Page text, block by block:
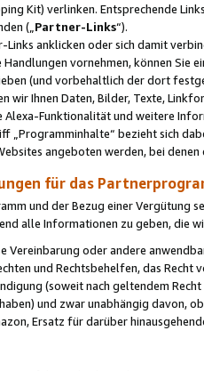
Kit) verlinken. Entsprechende
(„ Partner-Links“).
Links anklicken oder sich damit
vornehmen, können Sie
(und vorbehaltlich der dort
wir Ihnen Daten, Bilder, Texte,
Funktionalität und weitere
„Programminhalte“ bezieht sich
angeboten werden, bei
für das
und der Bezug einer Vergütung
alle Informationen zu geben, die
Vereinbarung oder andere
und Rechtsbehelfen, das
(soweit nach geltendem
und zwar unabhängig davon,
Ersatz für darüber